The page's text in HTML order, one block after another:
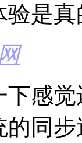
是
下感
的同